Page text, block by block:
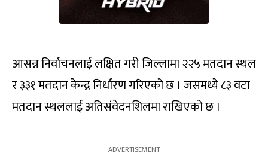
आसन्न निर्वाचनलाई लक्षित गरी जिल्लामा २२५ मतदान स्थल
र ३३१ मतदान केन्द्र निर्धारण गरिएको छ । जसमध्ये ८३ वटा
मतदान स्थललाई अतिसंवेदनशिलमा राखिएको छ ।